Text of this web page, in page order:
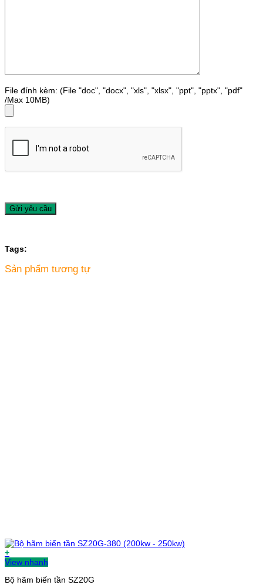
File đính kèm: (File "doc", "docx", "xls", "xlsx", "ppt", "pptx", "pdf"
/Max 10MB)
Tags:
Sản phẩm tương tự
+
View nhanh
Bộ hãm biến tần SZ20G